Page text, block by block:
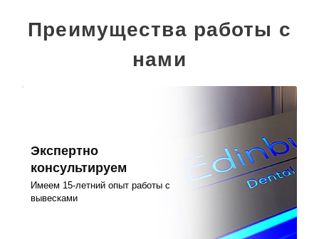
Преимущества работы с
нами
Экспертно
консультируем
Имеем 15-летний опыт работы с
вывесками